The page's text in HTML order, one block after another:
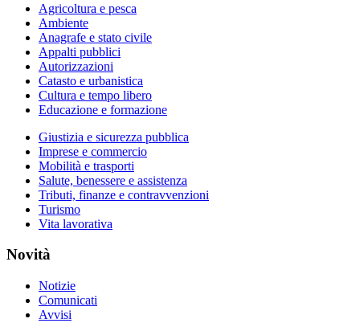
Agricoltura e pesca
Ambiente
Anagrafe e stato civile
Appalti pubblici
Autorizzazioni
Catasto e urbanistica
Cultura e tempo libero
Educazione e formazione
Giustizia e sicurezza pubblica
Imprese e commercio
Mobilità e trasporti
Salute, benessere e assistenza
Tributi, finanze e contravvenzioni
Turismo
Vita lavorativa
Novità
Notizie
Comunicati
Avvisi